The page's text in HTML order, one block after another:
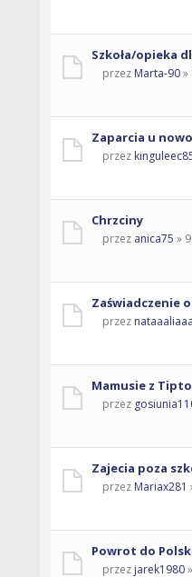
Szkoła/opieka
przez Marta-90»
Zaparcia u
przez
Chrzciny
przez anica75 »
Zaświadczenie
przez nataaaliaaa
Mamusie z
przez
Zajecia poza
przez Mariax281
Powrot do
przez jarek1980